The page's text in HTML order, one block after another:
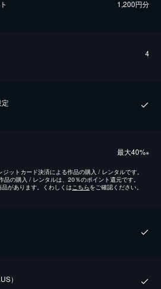
1,200円分
4
最⼤40%※
ットカード決済による作品の購入 / レンタルです。
の購入 / レンタルは、20％のポイント還元です。
があります。くわしくはこちらをご確認ください。
）